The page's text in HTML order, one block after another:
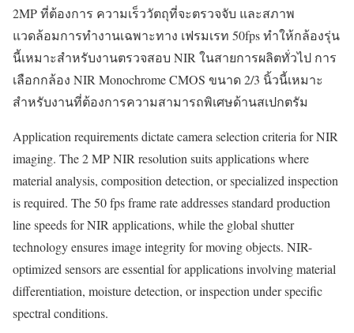
2MP ที่ต้องการ ความเร็ววัตถุที่จะตรวจจับ และสภาพ
แวดล้อมการทำงานเฉพาะทาง เฟรมเรท 50fps ทำให้กล้องรุ่น
นี้เหมาะสำหรับงานตรวจสอบ NIR ในสายการผลิตทั่วไป การ
เลือกกล้อง NIR Monochrome CMOS ขนาด 2/3 นิ้วนี้เหมาะ
สำหรับงานที่ต้องการความสามารถพิเศษด้านสเปกตรัม
Application requirements dictate camera selection criteria for NIR
imaging. The 2 MP NIR resolution suits applications where
material analysis, composition detection, or specialized inspection
is required. The 50 fps frame rate addresses standard production
line speeds for NIR applications, while the global shutter
technology ensures image integrity for moving objects. NIR-
optimized sensors are essential for applications involving material
differentiation, moisture detection, or inspection under specific
spectral conditions.